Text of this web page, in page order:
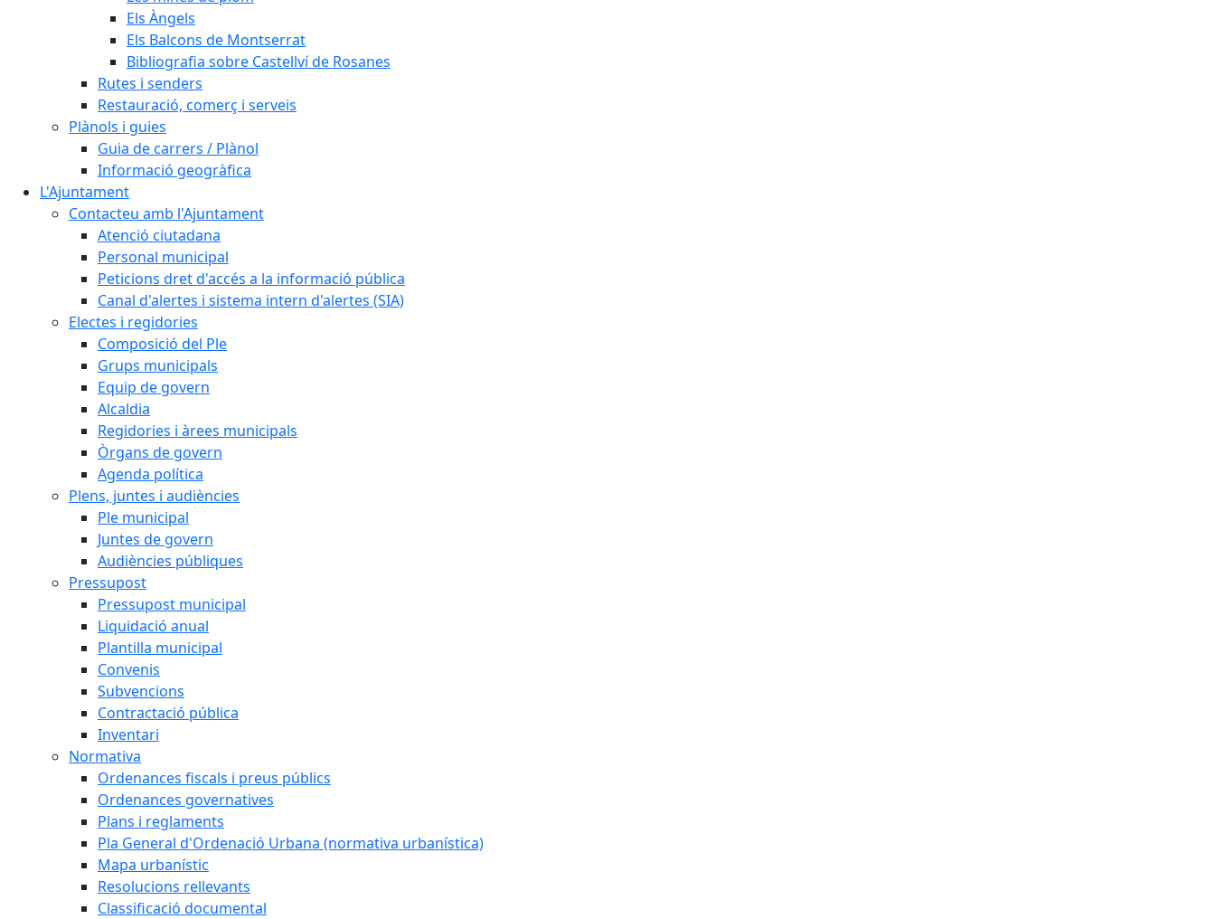
Els Àngels
Els Balcons de Montserrat
Bibliografia sobre Castellví de Rosanes
Rutes i senders
Restauració, comerç i serveis
Plànols i guies
Guia de carrers / Plànol
Informació geogràfica
L'Ajuntament
Contacteu amb l'Ajuntament
Atenció ciutadana
Personal municipal
Peticions dret d'accés a la informació pública
Canal d'alertes i sistema intern d'alertes (SIA)
Electes i regidories
Composició del Ple
Grups municipals
Equip de govern
Alcaldia
Regidories i àrees municipals
Òrgans de govern
Agenda política
Plens, juntes i audiències
Ple municipal
Juntes de govern
Audiències públiques
Pressupost
Pressupost municipal
Liquidació anual
Plantilla municipal
Convenis
Subvencions
Contractació pública
Inventari
Normativa
Ordenances fiscals i preus públics
Ordenances governatives
Plans i reglaments
Pla General d'Ordenació Urbana (normativa urbanística)
Mapa urbanístic
Resolucions rellevants
Classificació documental